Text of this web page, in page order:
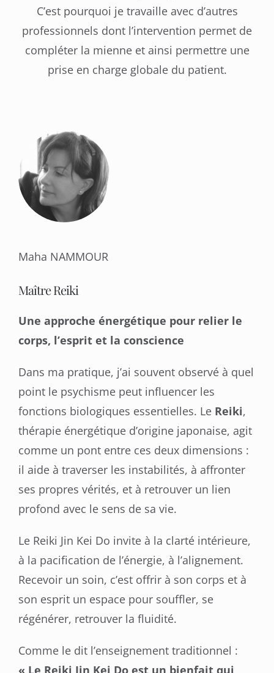
C’est pourquoi je travaille avec d’autres
professionnels dont l’intervention permet de
compléter la mienne et ainsi permettre une
prise en charge globale du patient.
Maha NAMMOUR
Maître Reiki
Une approche énergétique pour relier le
corps, l’esprit et la conscience
Dans ma pratique, j’ai souvent observé à quel
point le psychisme peut influencer les
fonctions biologiques essentielles. Le Reiki,
thérapie énergétique d’origine japonaise, agit
comme un pont entre ces deux dimensions :
il aide à traverser les instabilités, à affronter
ses propres vérités, et à retrouver un lien
profond avec le sens de sa vie.
Le Reiki Jin Kei Do invite à la clarté intérieure,
à la pacification de l’énergie, à l’alignement.
Recevoir un soin, c’est offrir à son corps et à
son esprit un espace pour souffler, se
régénérer, retrouver la fluidité.
Comme le dit l’enseignement traditionnel :
« Le Reiki Jin Kei Do est un bienfait qui